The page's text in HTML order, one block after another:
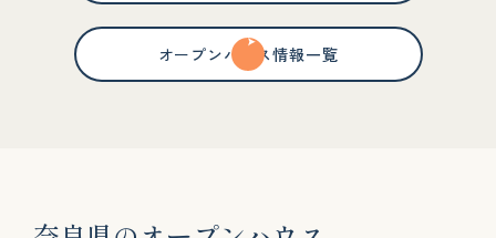
オープンハウス情報一覧